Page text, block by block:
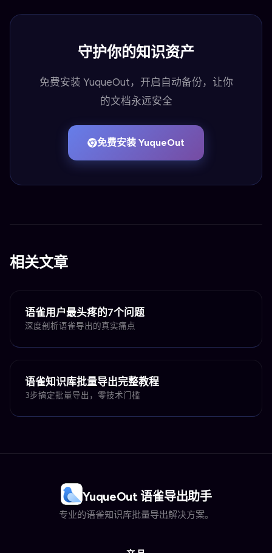
守护你的知识资产
免费安装 YuqueOut，开启自动备份，让你
的文档永远安全
免费安装 YuqueOut
相关文章
语雀用户最头疼的7个问题
深度剖析语雀导出的真实痛点
语雀知识库批量导出完整教程
3步搞定批量导出，零技术门槛
YuqueOut 语雀导出助手
专业的语雀知识库批量导出解决方案。